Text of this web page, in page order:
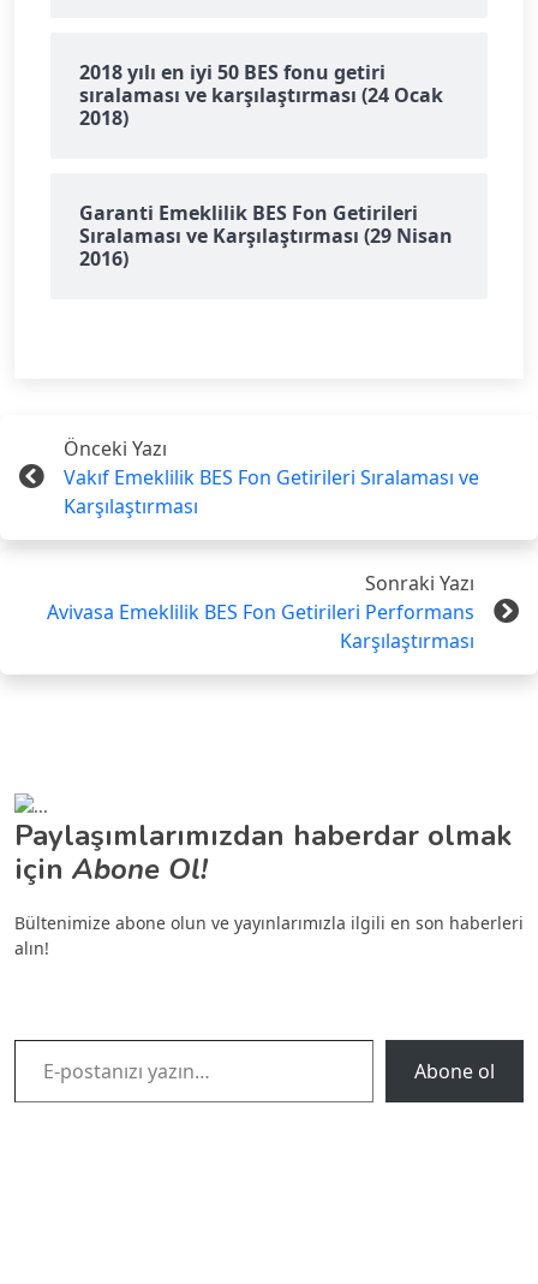
2018 yılı en iyi 50 BES fonu getiri
sıralaması ve karşılaştırması (24 Ocak
2018)
Garanti Emeklilik BES Fon Getirileri
Sıralaması ve Karşılaştırması (29 Nisan
2016)
Önceki Yazı
Vakıf Emeklilik BES Fon Getirileri Sıralaması ve
Karşılaştırması
Sonraki Yazı
Avivasa Emeklilik BES Fon Getirileri Performans
Karşılaştırması
Paylaşımlarımızdan haberdar olmak
için Abone Ol!
Bültenimize abone olun ve yayınlarımızla ilgili en son haberleri
alın!
E-postanızı yazın…
Abone ol